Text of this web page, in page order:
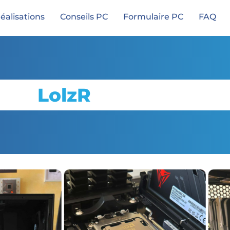
Conseils PC Formulaire PC FAQ
LolzR